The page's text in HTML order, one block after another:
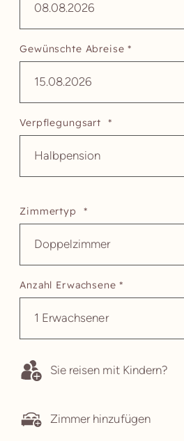
08.08.2026
Gewünschte Abreise *
15.08.2026
Verpflegungsart *
Halbpension
Zimmertyp *
Doppelzimmer
Anzahl Erwachsene *
1 Erwachsener
Sie reisen mit Kindern?
Zimmer hinzufügen